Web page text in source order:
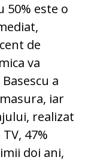
este o
de
va
a
iar
realizat
47%
doi ani,